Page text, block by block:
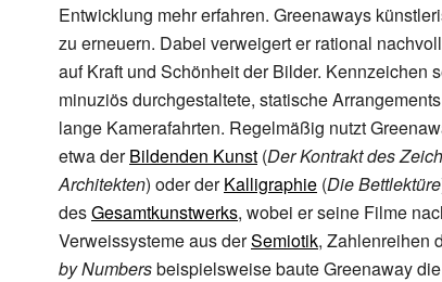
Entwicklung mehr erfahren. Greenaways
zu erneuern. Dabei verweigert er rational
auf Kraft und Schönheit der Bilder. Kennzeichen
minuziös durchgestaltete, statische
lange Kamerafahrten. Regelmäßig nutzt
etwa derBildenden Kunst (Der Kontrakt des
Architekten) oder derKalligraphie (Die Bettlektüre
desGesamtkunstwerks, wobei er seine Filme
Verweissysteme aus derSemiotik, Zahlenreihen
by Numbersbeispielsweise baute Greenaway